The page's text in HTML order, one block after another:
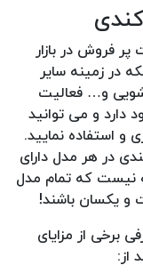
فروش در بازار
در زمینه سایر
و… فعالیت
دارد و می توانید
و استفاده نمایید.
در هر مدل دارای
نیست که تمام مدل
و یکسان باشند!
برخی از مزایای
از: